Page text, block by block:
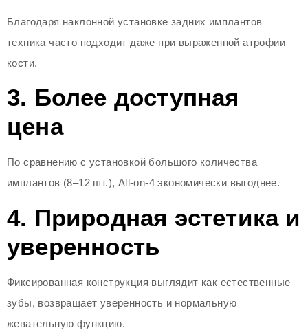
Благодаря наклонной установке задних имплантов
техника часто подходит даже при выраженной атрофии
кости.
3. Более доступная
цена
По сравнению с установкой большого количества
имплантов (8–12 шт.), All-on-4 экономически выгоднее.
4. Природная эстетика и
уверенность
Фиксированная конструкция выглядит как естественные
зубы, возвращает уверенность и нормальную
жевательную функцию.